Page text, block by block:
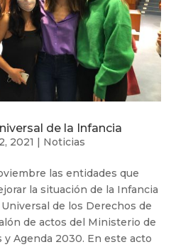
de la Infancia
2021 | Noticias
las entidades que
la situación de la Infancia
de los Derechos de
de actos del Ministerio de
y Agenda 2030. En este acto